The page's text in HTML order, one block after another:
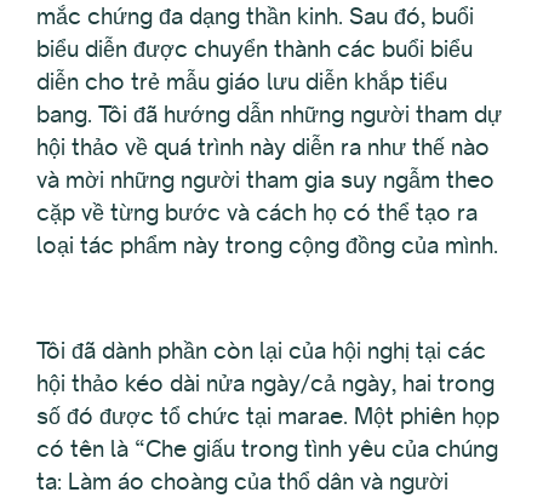
mắc chứng đa dạng thần kinh. Sau đó, buổi
biểu diễn được chuyển thành các buổi biểu
diễn cho trẻ mẫu giáo lưu diễn khắp tiểu
bang. Tôi đã hướng dẫn những người tham dự
hội thảo về quá trình này diễn ra như thế nào
và mời những người tham gia suy ngẫm theo
cặp về từng bước và cách họ có thể tạo ra
loại tác phẩm này trong cộng đồng của mình.
Tôi đã dành phần còn lại của hội nghị tại các
hội thảo kéo dài nửa ngày/cả ngày, hai trong
số đó được tổ chức tại marae. Một phiên họp
có tên là “Che giấu trong tình yêu của chúng
ta: Làm áo choàng của thổ dân và người